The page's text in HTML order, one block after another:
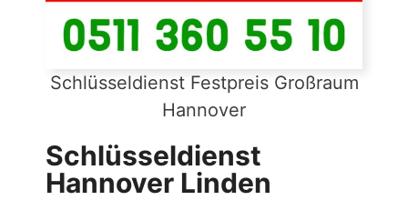
Schlüsseldienst Festpreis Großraum
Hannover
Schlüsseldienst
Hannover Linden